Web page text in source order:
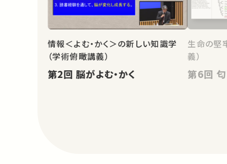
情報＜よむ・かく＞の新しい知識学
（学術俯瞰講義）
第2回 脳がよむ・かく
生命の堅
義）
第